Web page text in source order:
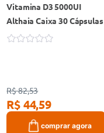
Vitamina D3 5000UI
Althaia Caixa 30 Cápsulas
R$ 82,53
R$ 44,59
comprar agora